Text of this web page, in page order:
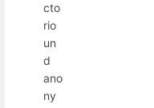
cto
rio
un
d
ano
ny